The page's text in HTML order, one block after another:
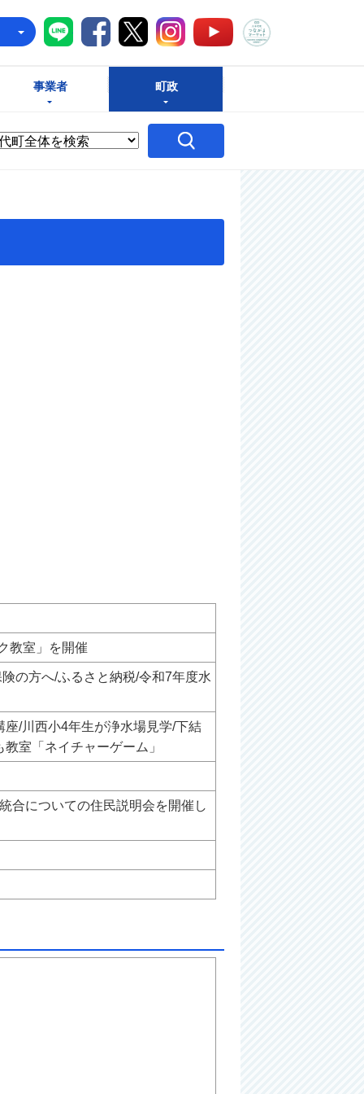
八千代町LINE
八千代町Facebook
八千代町X八千代町Instagram八千代町YouTube
事業者 町政
教室」を開催
の方へ/ふるさと納税/令和7年度水
/川西小4年生が浄水場見学/下結
室「ネイチャーゲーム」
合についての住民説明会を開催し